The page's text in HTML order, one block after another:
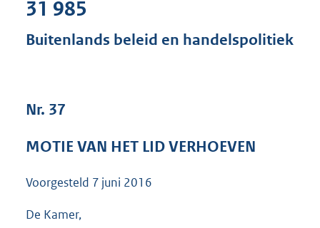
s
e
31 985
Buitenlands beleid en handelspolitiek
Nr. 37
MOTIE VAN HET LID VERHOEVEN
Voorgesteld 7 juni 2016
De Kamer,